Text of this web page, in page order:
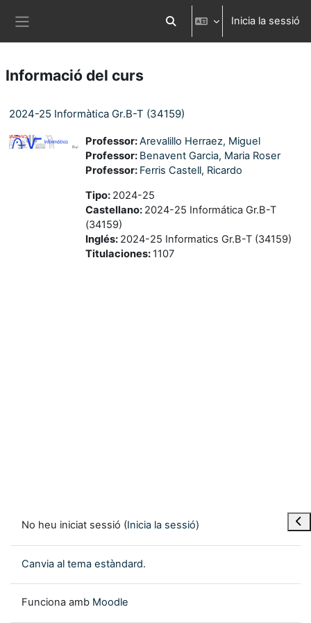
Commuta l'entrada de la cerca
Inicia la sessió
Informació del curs
2024-25 Informàtica Gr.B-T (34159)
Professor:Arevalillo Herraez, Miguel
Professor: Benavent Garcia, Maria Roser
Professor: Ferris Castell, Ricardo
Tipo: 2024-25
Castellano: 2024-25 Informática Gr.B-T
(34159)
Inglés: 2024-25 Informatics Gr.B-T (34159)
Titulaciones: 1107
No heu iniciat sessió (Inicia la sessió)
Canvia al tema estàndard.
Funciona amb Moodle